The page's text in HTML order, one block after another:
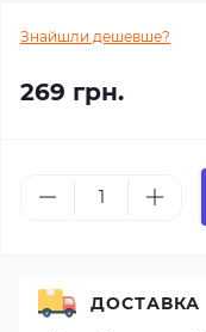
Знайшли дешевше?
269 грн.
ДОСТАВКА